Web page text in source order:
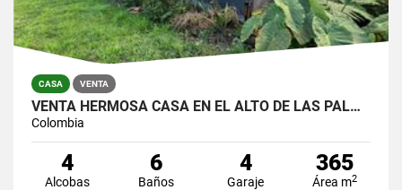
CASA VENTA
VENTA HERMOSA CASA EN EL ALTO DE LAS PALMAS, EL POBLADO
Colombia
4
Alcobas
6
Baños
4
Garaje
365
Área m2